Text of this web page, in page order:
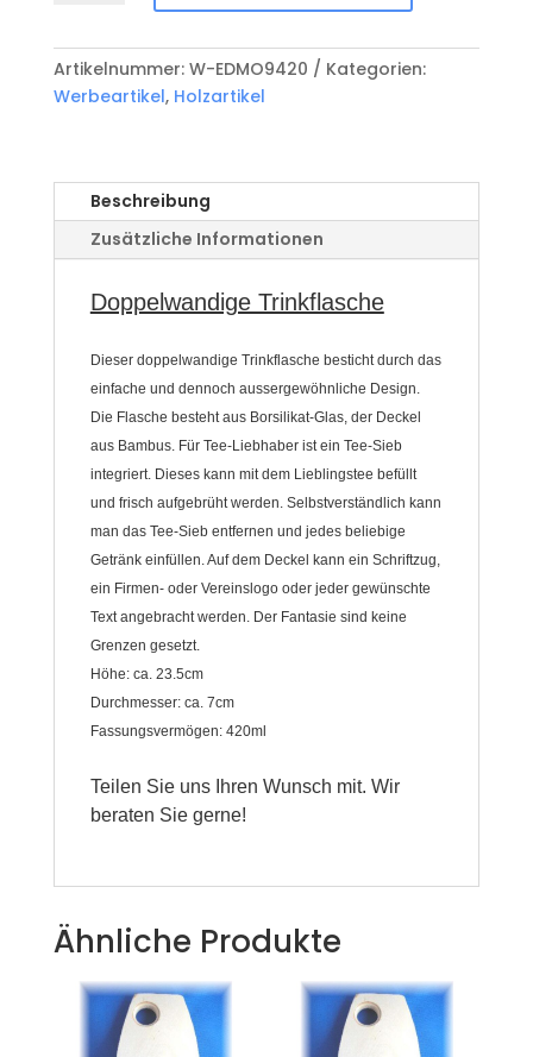
Sieb
W-
EDMO9420
Artikelnummer: W-EDMO9420
Kategorien:
Werbeartikel, Holzartikel
Beschreibung
Zusätzliche Informationen
Doppelwandige Trinkflasche
Dieser doppelwandige Trinkflasche besticht durch das
einfache und dennoch aussergewöhnliche Design.
Die Flasche besteht aus Borsilikat-Glas, der Deckel
aus Bambus. Für Tee-Liebhaber ist ein Tee-Sieb
integriert. Dieses kann mit dem Lieblingstee befüllt
und frisch aufgebrüht werden. Selbstverständlich kann
man das Tee-Sieb entfernen und jedes beliebige
Getränk einfüllen. Auf dem Deckel kann ein Schriftzug,
ein Firmen- oder Vereinslogo oder jeder gewünschte
Text angebracht werden. Der Fantasie sind keine
Grenzen gesetzt.
Höhe: ca. 23.5cm
Durchmesser: ca. 7cm
Fassungsvermögen: 420ml
Teilen Sie uns Ihren Wunsch mit. Wir
beraten Sie gerne!
Ähnliche Produkte